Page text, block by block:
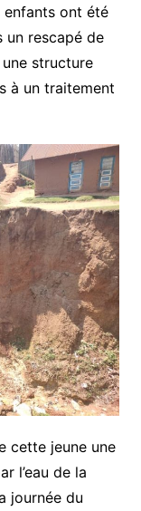
enfants ont été
un rescapé de
structure
à un traitement
cette jeune une
l’eau de la
journée du